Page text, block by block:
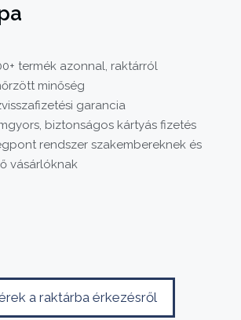
termék azonnal, raktárról
minőség
garancia
biztonságos kártyás fizetés
rendszer szakembereknek és
vásárlóknak
a raktárba érkezésről